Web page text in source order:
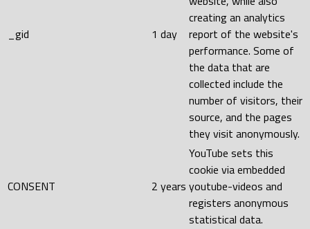
_gid 1 day
creating an analytics
report of the website's
performance. Some of
the data that are
collected include the
number of visitors, their
source, and the pages
they visit anonymously.
CONSENT 2 years
YouTube sets this
cookie via embedded
youtube-videos and
registers anonymous
statistical data.